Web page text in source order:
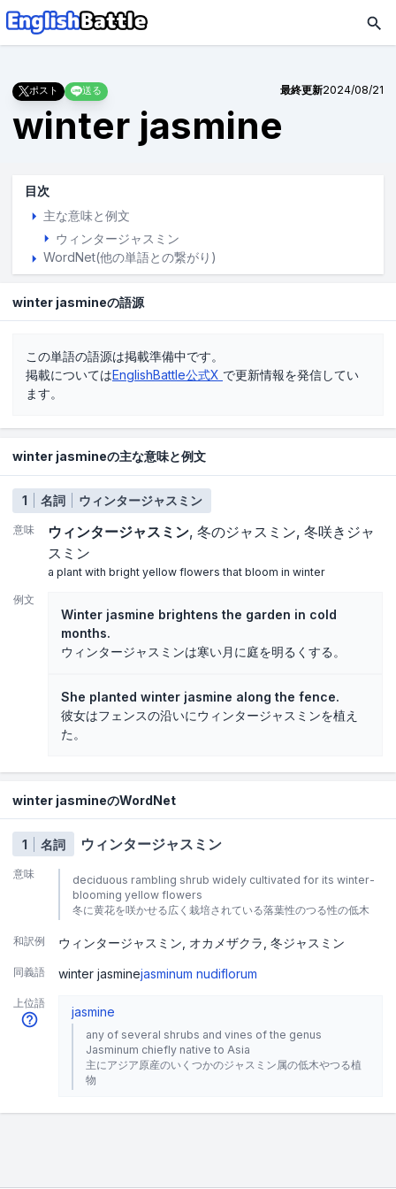
ポスト 送る 最終更新2024/08/21
winter jasmine
目次
主な意味と例文
ウィンタージャスミン
WordNet(他の単語との繋がり)
winter jasmineの語源
この単語の語源は掲載準備中です。
掲載についてはEnglishBattle公式X で更新情報を発信してい
ます。
winter jasmineの主な意味と例文
1 名詞 ウィンタージャスミン
意味 ウィンタージャスミン 冬のジャスミン 冬咲きジャ
スミン
a plant with bright yellow flowers that bloom in winter
例文
Winter jasmine brightens the garden in cold
months.
ウィンタージャスミンは寒い月に庭を明るくする。
She planted winter jasmine along the fence.
彼女はフェンスの沿いにウィンタージャスミンを植え
た。
winter jasmineのWordNet
1 名詞 ウィンタージャスミン
意味
deciduous rambling shrub widely cultivated for its winter-
blooming yellow flowers
冬に黄花を咲かせる広く栽培されている落葉性のつる性の低木
和訳例 ウィンタージャスミン オカメザクラ 冬ジャスミン
同義語 winter jasminejasminum nudiflorum
上位語
jasmine
any of several shrubs and vines of the genus
Jasminum chiefly native to Asia
主にアジア原産のいくつかのジャスミン属の低木やつる植
物